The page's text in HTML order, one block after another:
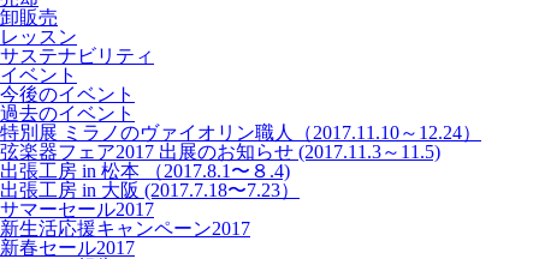
卸販売
レッスン
サステナビリティ
イベント
今後のイベント
過去のイベント
特別展 ミラノのヴァイオリン職人（2017.11.10～12.24）
弦楽器フェア2017 出展のお知らせ (2017.11.3～11.5)
出張工房 in 松本 （2017.8.1〜８.4)
出張工房 in 大阪 (2017.7.18〜7.23）
サマーセール2017
新生活応援キャンペーン2017
新春セール2017